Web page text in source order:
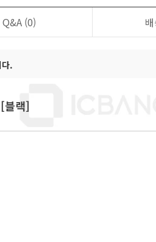
Q&A (0)
다.
블랙]